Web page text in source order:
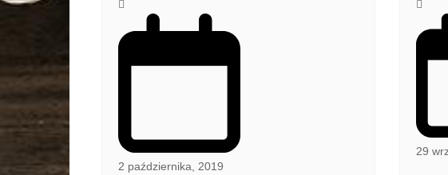
2 października, 2019
29